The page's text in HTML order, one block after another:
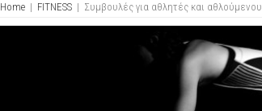
Home | FITNESS | Συμβουλές για αθλητές και